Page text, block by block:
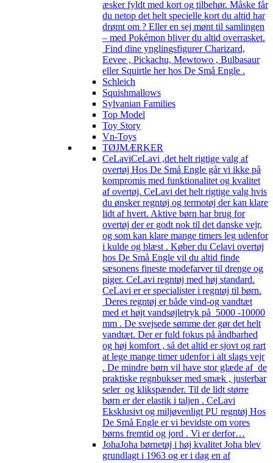
æsker fyldt med kort og tilbehør. Måske får
du netop det helt specielle kort du altid har
drømt om ? Eller en sej mønt til samlingen
– med Pokémon bliver du altid overrasket.
Find dine ynglingsfigurer Charizard,
Eevee , Pickachu, Mewtowo , Bulbasaur
eller Squirtle her hos De Små Engle .
Schleich
Squishmallows
Sylvanian Families
Top Model
Toy Story
Vn-Toys
TØJMÆRKER
CeLaviCeLavi ,det helt rigtige valg af
overtøj Hos De Små Engle går vi ikke på
kompromis med funktionalitet og kvalitet
af overtøj. CeLavi det helt rigtige valg hvis
du ønsker regntøj og termotøj der kan klare
lidt af hvert. Aktive børn har brug for
overtøj der er godt nok til det danske vejr,
og som kan klare mange timers leg udenfor
i kulde og blæst . Køber du Celavi overtøj
hos De Små Engle vil du altid finde
sæsonens fineste modefarver til drenge og
piger. CeLavi regntøj med høj standard.
CeLavi er er specialister i regntøj til børn.
Deres regntøj er både vind-og vandtæt
med et højt vandsøjletryk på 5000 -10000
mm . De svejsede sømme der gør det helt
vandtæt. Der er fuld fokus på åndbarhed
og høj komfort , så det altid er sjovt og rart
at lege mange timer udenfor i alt slags vejr
. De mindre børn vil have stor glæde af de
praktiske regnbukser med smæk , justerbar
seler og klikspænder. Til de lidt større
børn er der elastik i taljen . CeLavi
Eksklusivt og miljøvenligt PU regntøj Hos
De Små Engle er vi bevidste om vores
børns fremtid og jord . Vi er derfor…
JohaJoha børnetøj i høj kvalitet Joha blev
grundlagt i 1963 og er i dag en af